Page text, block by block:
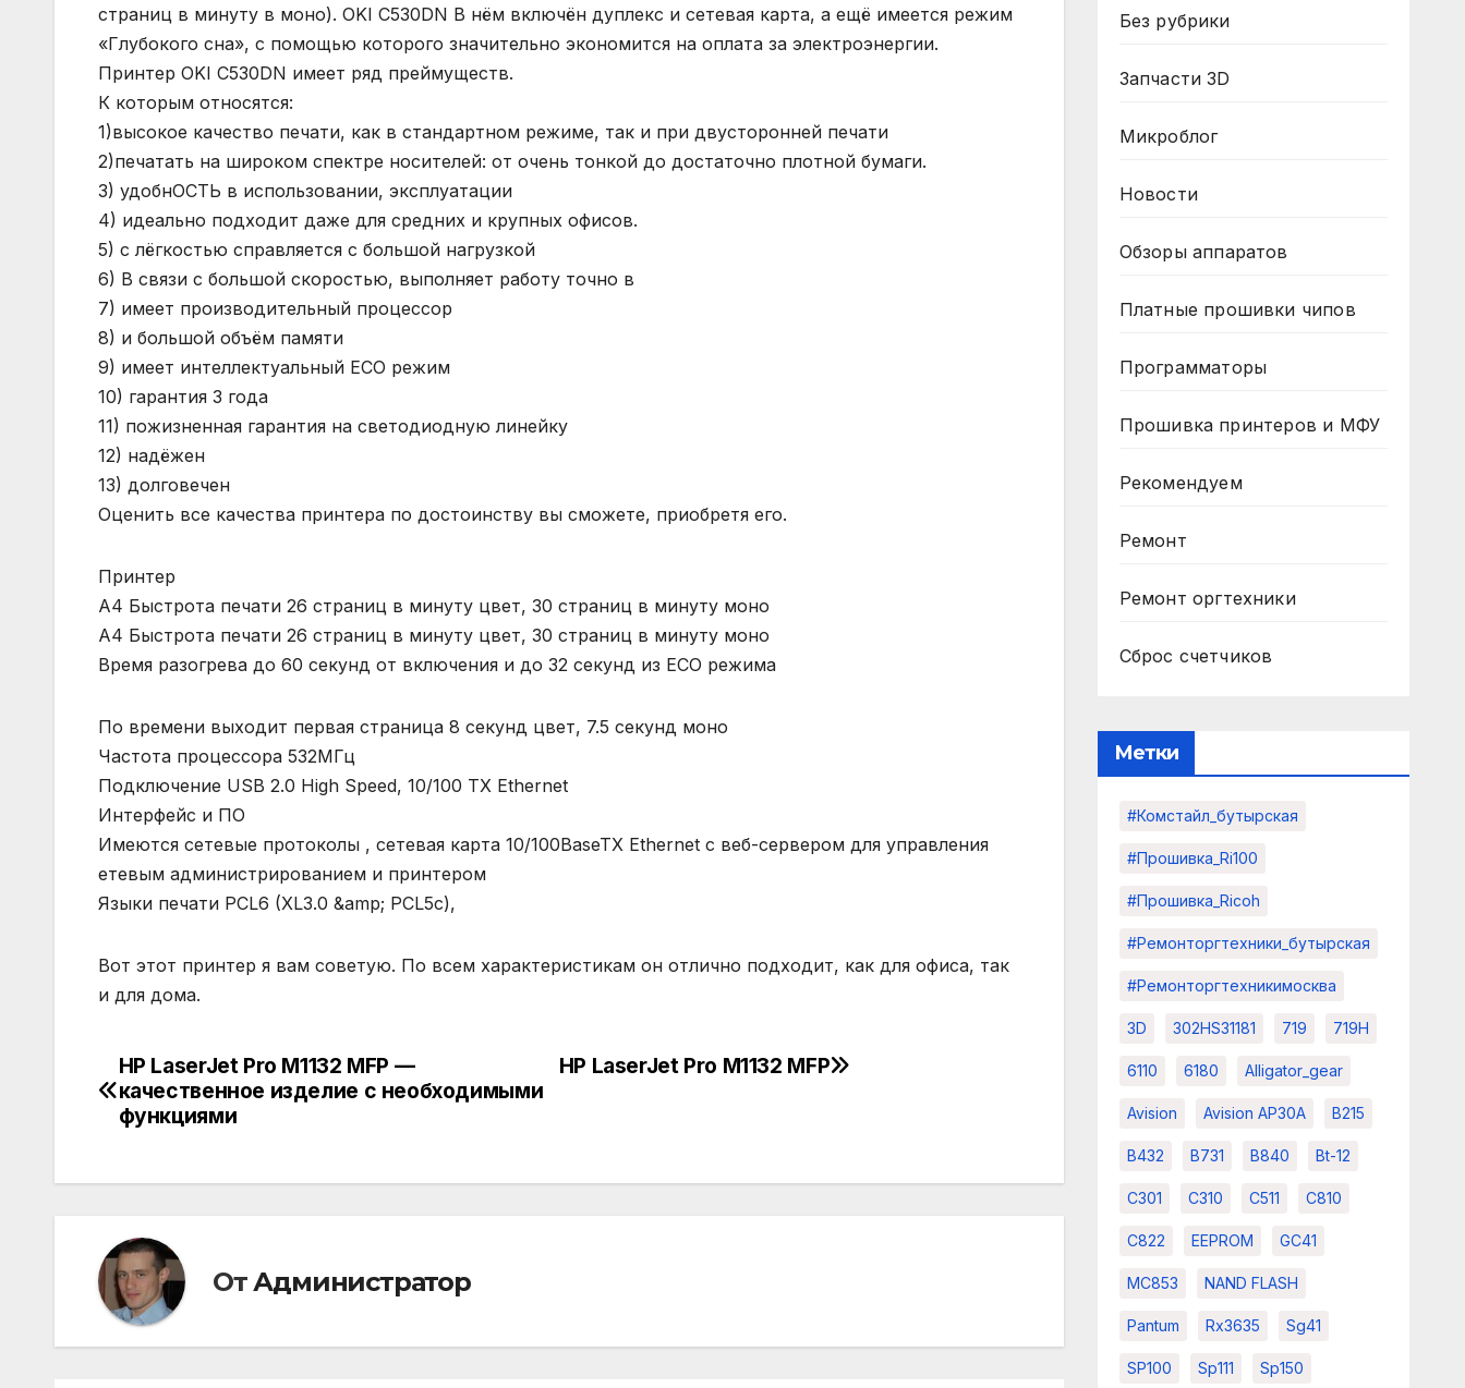
страниц в минуту в моно). OKI C530DN В нём включён дуплекс и сетевая карта, а ещё имеется режим
«Глубокого сна», с помощью которого значительно экономится на оплата за электроэнергии.
Принтер OKI C530DN имеет ряд преймуществ.
К которым относятся:
1)высокое качество печати, как в стандартном режиме, так и при двусторонней печати
2)печатать на широком спектре носителей: от очень тонкой до достаточно плотной бумаги.
3) удобнОСТЬ в использовании, эксплуатации
4) идеально подходит даже для средних и крупных офисов.
5) с лёгкостью справляется с большой нагрузкой
6) В связи с большой скоростью, выполняет работу точно в
7) имеет производительный процессор
8) и большой объём памяти
9) имеет интеллектуальный ЕСО режим
10) гарантия 3 года
11) пожизненная гарантия на светодиодную линейку
12) надёжен
13) долговечен
Оценить все качества принтера по достоинству вы сможете, приобретя его.
Принтер
A4 Быстрота печати 26 страниц в минуту цвет, 30 страниц в минуту моно
A4 Быстрота печати 26 страниц в минуту цвет, 30 страниц в минуту моно
Время разогрева до 60 секунд от включения и до 32 секунд из ECO режима
По времени выходит первая страница 8 секунд цвет, 7.5 секунд моно
Частота процессора 532MГц
Подключение USB 2.0 High Speed, 10/100 TX Ethernet
Интерфейс и ПО
Имеются сетевые протоколы , сетевая карта 10/100BaseTX Ethernet с веб-сервером для управления
етевым администрированием и принтером
Языки печати PCL6 (XL3.0 &amp; PCL5c),
Вот этот принтер я вам советую. По всем характеристикам он отлично подходит, как для офиса, так
и для дома.
Навигация
по
HP LaserJet Pro M1132 MFP
HP LaserJet Pro M1132 MFP —
качественное изделие c необходимыми
функциями
ОтАдминистратор
Без рубрики
Запчасти 3D
Микроблог
Новости
Обзоры аппаратов
Платные прошивки чипов
Программаторы
Прошивка принтеров и МФУ
Рекомендуем
Ремонт
Ремонт оргтехники
Сброс счетчиков
Метки
#комстайл_бутырская
#прошивка_Ri100
#прошивка_Ricoh
#ремонторгтехники_бутырская
#ремонторгтехникимосква
3D 302HS31181 719 719H
6110 6180 Alligator_gear
Avision Avision AP30A B215
B432 B731 B840 Bt-12
C301 C310 C511 C810
C822 EEPROM GC41
MC853 NAND FLASH
Pantum Rx3635 Sg41
SP100 Sp111 Sp150